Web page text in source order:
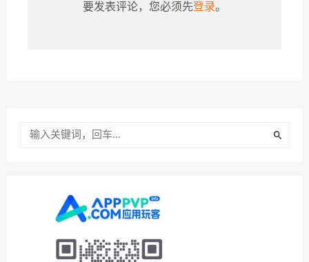
要发表评论，您必须先登录。